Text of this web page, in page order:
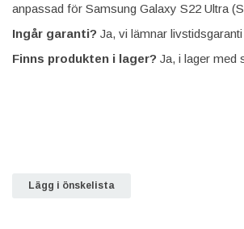
anpassad för Samsung Galaxy S22 Ultra
Ingår garanti? Ja, vi lämnar
Finns produkten i lager? Ja, i lager med
Lägg i önskelista